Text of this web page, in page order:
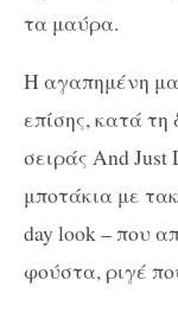
τα μαύρα.
Η αγαπημένη
επίσης, κατά
σειράς And
μποτάκια με
day look – που
φούστα, ριγέ